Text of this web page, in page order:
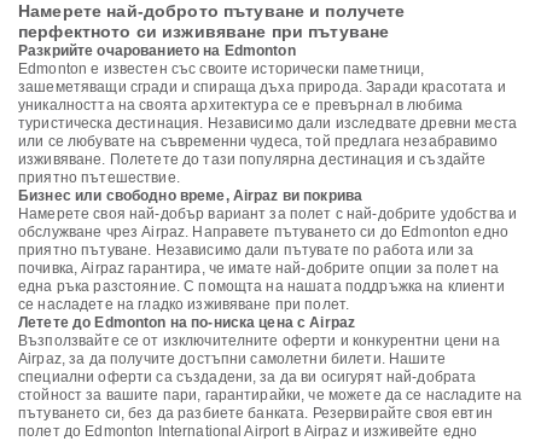
Намерете най-доброто пътуване и получете
перфектното си изживяване при пътуване
Разкрийте очарованието на Edmonton
Edmonton е известен със своите исторически паметници,
зашеметяващи сгради и спираща дъха природа. Заради красотата и
уникалността на своята архитектура се е превърнал в любима
туристическа дестинация. Независимо дали изследвате древни места
или се любувате на съвременни чудеса, той предлага незабравимо
изживяване. Полетете до тази популярна дестинация и създайте
приятно пътешествие.
Бизнес или свободно време, Airpaz ви покрива
Намерете своя най-добър вариант за полет с най-добрите удобства и
обслужване чрез Airpaz. Направете пътуването си до Edmonton едно
приятно пътуване. Независимо дали пътувате по работа или за
почивка, Airpaz гарантира, че имате най-добрите опции за полет на
една ръка разстояние. С помощта на нашата поддръжка на клиенти
се насладете на гладко изживяване при полет.
Летете до Edmonton на по-ниска цена с Airpaz
Възползвайте се от изключителните оферти и конкурентни цени на
Airpaz, за да получите достъпни самолетни билети. Нашите
специални оферти са създадени, за да ви осигурят най-добрата
стойност за вашите пари, гарантирайки, че можете да се насладите на
пътуването си, без да разбиете банката. Резервирайте своя евтин
полет до Edmonton International Airport в Airpaz и изживейте едно